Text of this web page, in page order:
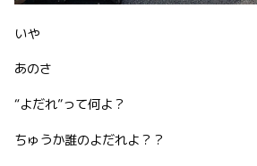
いや
あのさ
“よだれ”って何よ？
ちゅうか誰のよだれよ？？